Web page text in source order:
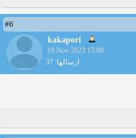
#6
kakapori
19 Nov 2023 15:08
ارسالها: 37